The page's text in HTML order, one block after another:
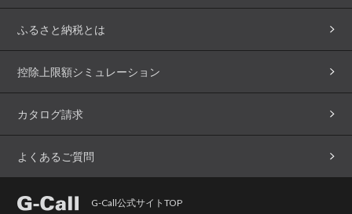
ふるさと納税とは
控除上限額シミュレーション
カタログ請求
よくあるご質問
G-Call公式サイトTOP